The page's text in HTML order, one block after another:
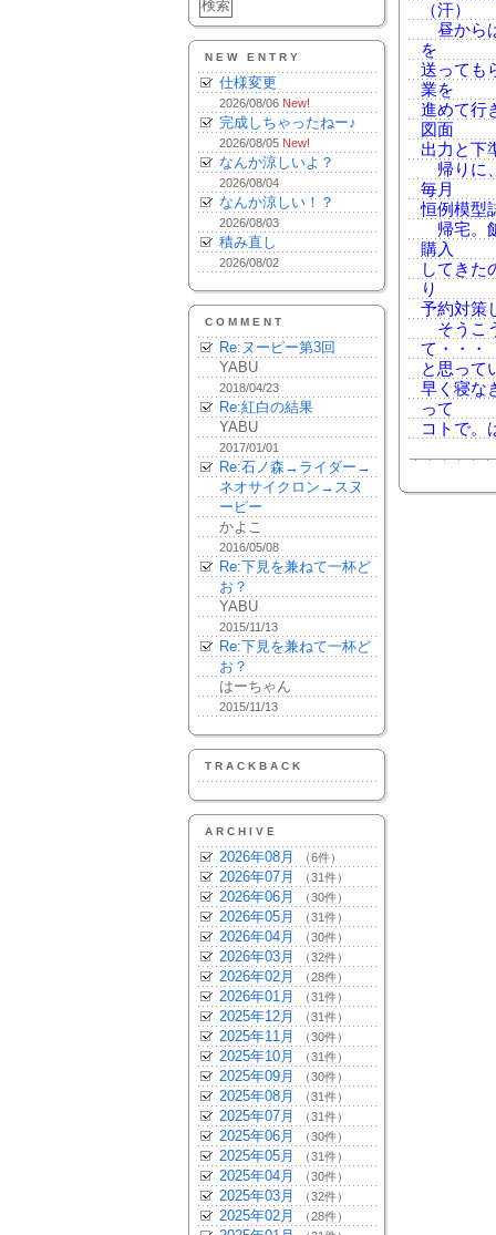
NEW ENTRY
仕様変更
2026/08/06 New!
完成しちゃったねー♪
2026/08/05 New!
なんか涼しいよ？
2026/08/04
なんか涼しい！？
2026/08/03
積み直し
2026/08/02
COMMENT
Re:ヌーピー第3回
YABU
2018/04/23
Re:紅白の結果
YABU
2017/01/01
Re:石ノ森→ライダー→
ネオサイクロン→スヌ
ーピー
かよこ
2016/05/08
Re:下見を兼ねて一杯ど
お？
YABU
2015/11/13
Re:下見を兼ねて一杯ど
お？
はーちゃん
2015/11/13
TRACKBACK
ARCHIVE
2026年08月 （6件）
2026年07月 （31件）
2026年06月 （30件）
2026年05月 （31件）
2026年04月 （30件）
2026年03月 （32件）
2026年02月 （28件）
2026年01月 （31件）
2025年12月 （31件）
2025年11月 （30件）
2025年10月 （31件）
2025年09月 （30件）
2025年08月 （31件）
2025年07月 （31件）
2025年06月 （30件）
2025年05月 （31件）
2025年04月 （30件）
2025年03月 （32件）
2025年02月 （28件）
（汗）
昼から
を
送っても
業を
進めて行
図面
出力と下
帰りに
毎月
恒例模型
帰宅。
購入
してきた
り
予約対策
そうこ
て・・・
と思って
早く寝な
って
コトで。